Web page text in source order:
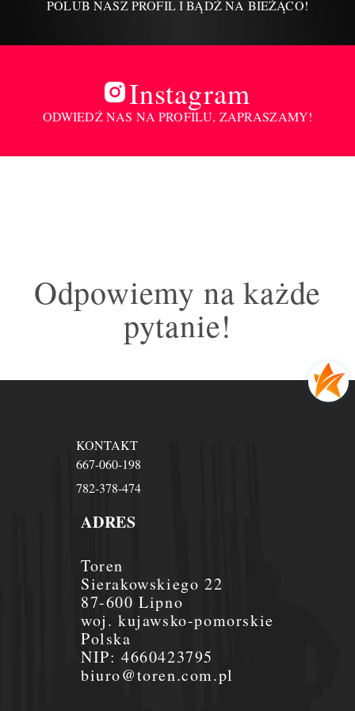
POLUB NASZ PROFIL I BĄDŹ NA BIEŻĄCO!
Instagram
ODWIEDŹ NAS NA PROFILU, ZAPRASZAMY!
Odpowiemy na każde
pytanie!
ADRES
Toren
Sierakowskiego 22
87-600 Lipno
woj. kujawsko-pomorskie
Polska
NIP:4660423795
biuro@toren.com.pl
KONTAKT
667-060-198
782-378-474